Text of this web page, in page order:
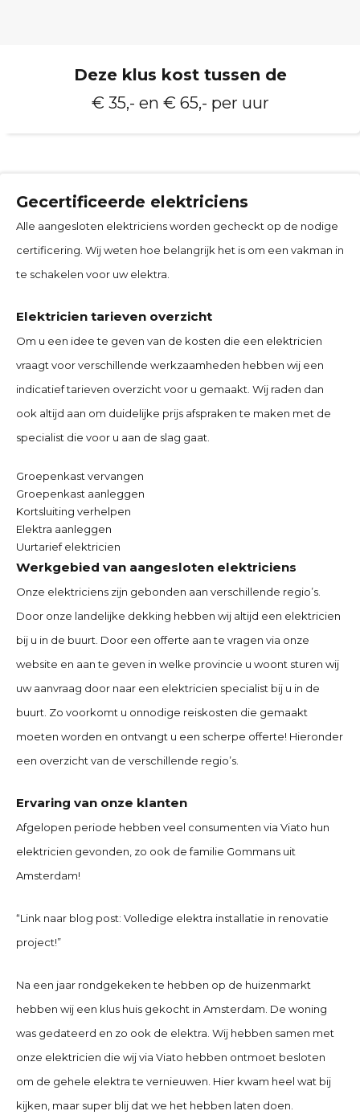
Deze klus kost tussen de
€ 35,- en € 65,- per uur
Gecertificeerde elektriciens
Alle aangesloten elektriciens worden gecheckt op de nodige
certificering. Wij weten hoe belangrijk het is om een vakman in
te schakelen voor uw elektra.
Elektricien tarieven overzicht
Om u een idee te geven van de kosten die een elektricien
vraagt voor verschillende werkzaamheden hebben wij een
indicatief tarieven overzicht voor u gemaakt. Wij raden dan
ook altijd aan om duidelijke prijs afspraken te maken met de
specialist die voor u aan de slag gaat.
Groepenkast vervangen
Groepenkast aanleggen
Kortsluiting verhelpen
Elektra aanleggen
Uurtarief elektricien
Werkgebied van aangesloten elektriciens
Onze elektriciens zijn gebonden aan verschillende regio’s.
Door onze landelijke dekking hebben wij altijd een elektricien
bij u in de buurt. Door een offerte aan te vragen via onze
website en aan te geven in welke provincie u woont sturen wij
uw aanvraag door naar een elektricien specialist bij u in de
buurt. Zo voorkomt u onnodige reiskosten die gemaakt
moeten worden en ontvangt u een scherpe offerte! Hieronder
een overzicht van de verschillende regio’s.
Ervaring van onze klanten
Afgelopen periode hebben veel consumenten via Viato hun
elektricien gevonden, zo ook de familie Gommans uit
Amsterdam!
“Link naar blog post: Volledige elektra installatie in renovatie
project!”
Na een jaar rondgekeken te hebben op de huizenmarkt
hebben wij een klus huis gekocht in Amsterdam. De woning
was gedateerd en zo ook de elektra. Wij hebben samen met
onze elektricien die wij via Viato hebben ontmoet besloten
om de gehele elektra te vernieuwen. Hier kwam heel wat bij
kijken, maar super blij dat we het hebben laten doen.